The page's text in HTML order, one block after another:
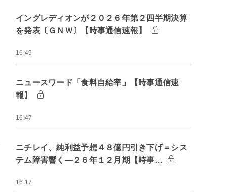
イングレディオンが２０２６年第２四半期決算
を発表〔ＧＮＷ〕【時事通信速報】
16:49
ニュースワード「食料自給率」【時事通信速
報】
16:47
ニチレイ、純利益予想４８億円引き下げ＝シス
テム障害響く―２６年１２月期【時事…
16:17